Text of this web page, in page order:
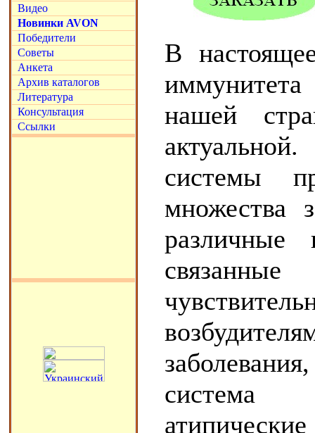
Видео
Новинки AVON
Победители
Советы
Анкета
Архив каталогов
Литература
Консультация
Ссылки
В
иммунитета
нашей
системы
множества
различные
система